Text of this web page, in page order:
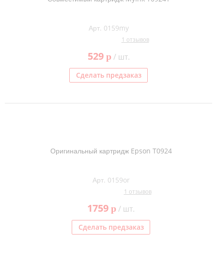
Арт. 0159my
1 отзывов
529 p/ шт.
Сделать предзаказ
Оригинальный картридж Epson T0924
Арт. 0159or
1 отзывов
1759 p/ шт.
Сделать предзаказ